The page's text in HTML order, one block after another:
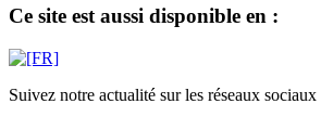
Ce site est aussi disponible en :
Suivez notre actualité sur les réseaux sociaux